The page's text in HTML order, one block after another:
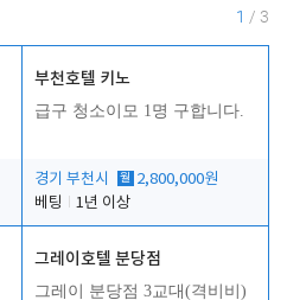
1 / 3
부천호텔 키노
급구 청소이모 1명 구합니다.
경기 부천시 월 2,800,000원
베팅
1년 이상
그레이호텔 분당점
그레이 분당점 3교대(격비비)